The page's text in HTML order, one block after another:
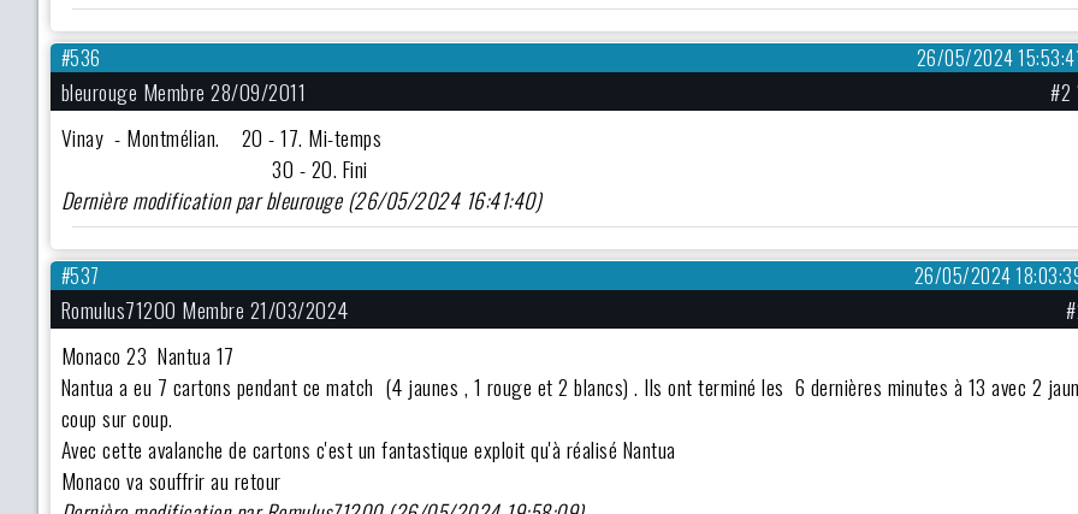
26/05/2024
#536
bleurouge Membre 28/09/2011
#2
Vinay - Montmélian. 20 - 17. Mi-temps
30 - 20. Fini
Dernière modification par bleurouge (26/05/2024 16:41:40)
26/05/2024
#537
Romulus71200 Membre 21/03/2024
Monaco 23 Nantua 17
Nantua a eu 7 cartons pendant ce match (4 jaunes , 1 rouge et 2 blancs) . Ils ont terminé les 6 dernières minutes à 13 avec 2
coup sur coup.
Avec cette avalanche de cartons c'est un fantastique exploit qu'à réalisé Nantua
Monaco va souffrir au retour